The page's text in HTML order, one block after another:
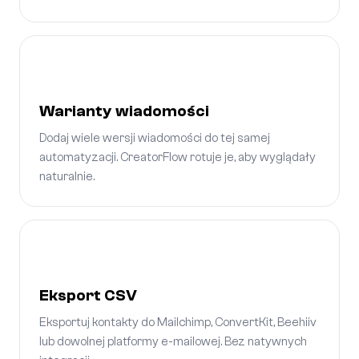
Warianty wiadomości
Dodaj wiele wersji wiadomości do tej samej
automatyzacji. CreatorFlow rotuje je, aby wyglądały
naturalnie.
Eksport CSV
Eksportuj kontakty do Mailchimp, ConvertKit, Beehiiv
lub dowolnej platformy e-mailowej. Bez natywnych